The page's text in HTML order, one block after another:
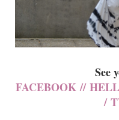
See
FACEBOOK//
/